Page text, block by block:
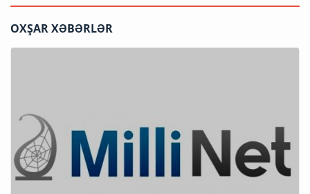
OXŞAR XƏBƏRLƏR